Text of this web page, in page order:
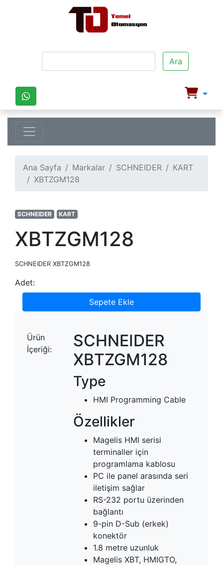
Ara
Ana Sayfa Markalar SCHNEIDER
KART
XBTZGM128
SCHNEIDER KART
XBTZGM128
SCHNEIDER XBTZGM128
Adet:
Sepete Ekle
Ürün
İçeriği:
SCHNEIDER
XBTZGM128
Type
HMI Programming Cable
Özellikler
Magelis HMI serisi
terminaller için
programlama kablosu
PC ile panel arasında seri
iletişim sağlar
RS-232 portu üzerinden
bağlantı
9-pin D-Sub (erkek)
konektör
1.8 metre uzunluk
Magelis XBT, HMIGTO,